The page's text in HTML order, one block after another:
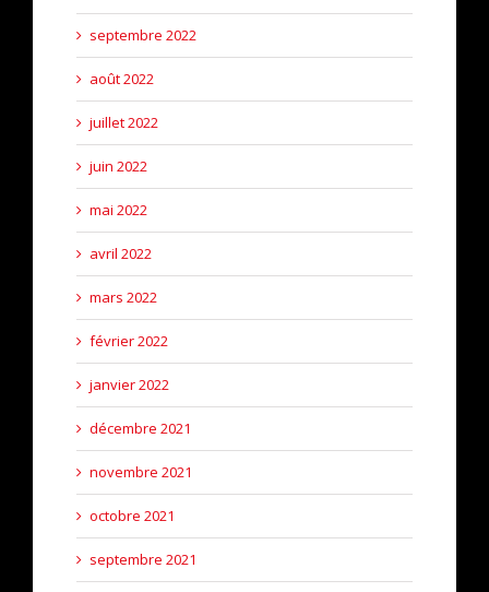
septembre 2022
août 2022
juillet 2022
juin 2022
mai 2022
avril 2022
mars 2022
février 2022
janvier 2022
décembre 2021
novembre 2021
octobre 2021
septembre 2021